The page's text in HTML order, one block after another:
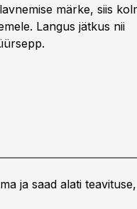
märke, siis
Langus jätkus nii
ja saad alati